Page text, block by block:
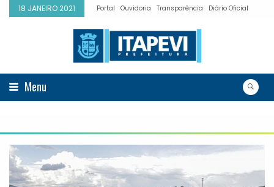
18 JANEIRO 2021 Portal Ouvidoria Transparência Diário Oficial
Menu